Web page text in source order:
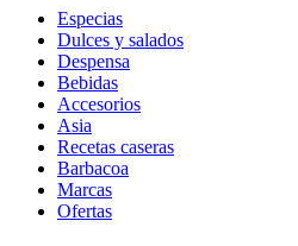
Especias
Dulces y salados
Despensa
Bebidas
Accesorios
Asia
Recetas caseras
Barbacoa
Marcas
Ofertas